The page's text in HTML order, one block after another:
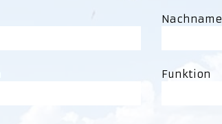
Nachname
Funktion